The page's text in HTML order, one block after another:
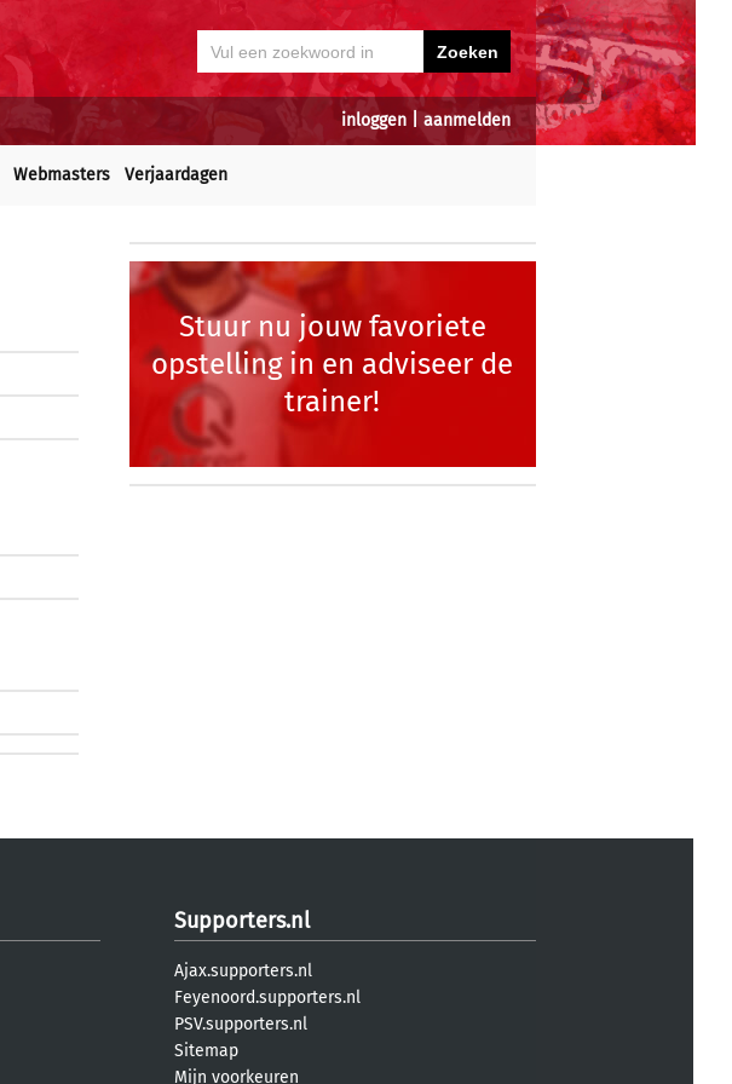
inloggen aanmelden
Webmasters Verjaardagen
Stuur nu jouw favoriete
opstelling in en adviseer de
trainer!
Supporters.nl
Ajax.supporters.nl
Feyenoord.supporters.nl
PSV.supporters.nl
Sitemap
Mijn voorkeuren